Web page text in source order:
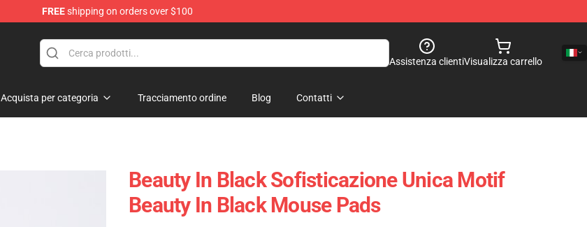
FREEshipping on orders over $100
Assistenza clientiVisualizza carrello
Acquista per categoria Tracciamento ordine Blog Contatti
Beauty In Black Sofisticazione Unica Motif
Beauty In Black Mouse Pads